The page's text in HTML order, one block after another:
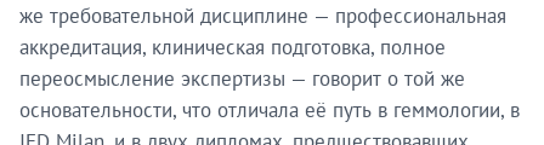
же требовательной дисциплине — профессиональная
аккредитация, клиническая подготовка, полное
переосмысление экспертизы — говорит о той же
основательности, что отличала её путь в геммологии, в